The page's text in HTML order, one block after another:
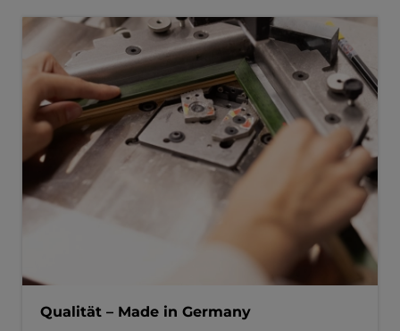
Qualität – Made in Germany